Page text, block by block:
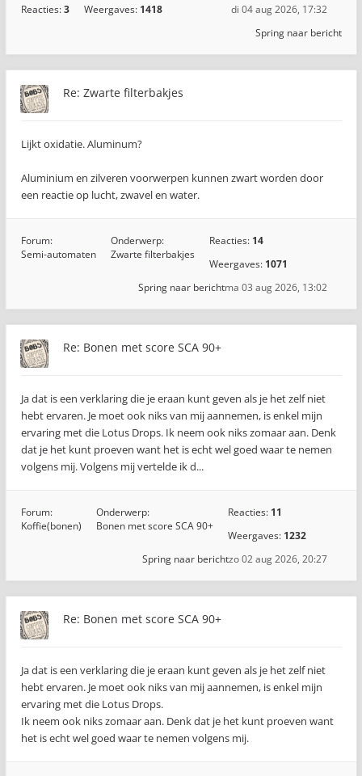
Reacties:3 Weergaves: 1418
di 04 aug 2026, 17:32
Spring naar bericht
Re: Zwarte filterbakjes
Lijkt oxidatie. Aluminum?
Aluminium en zilveren voorwerpen kunnen zwart worden door
een reactie op lucht, zwavel en water.
Forum:
Semi-automaten
Onderwerp:
Zwarte filterbakjes
Reacties: 14
Weergaves: 1071
ma 03 aug 2026, 13:02
Spring naar bericht
Re: Bonen met score SCA 90+
Ja dat is een verklaring die je eraan kunt geven als je het zelf niet
hebt ervaren. Je moet ook niks van mij aannemen, is enkel mijn
ervaring met die Lotus Drops. Ik neem ook niks zomaar aan. Denk
dat je het kunt proeven want het is echt wel goed waar te nemen
volgens mij. Volgens mij vertelde ik d...
Forum:
Koffie(bonen)
Onderwerp:
Bonen met score SCA 90+
Reacties: 11
Weergaves: 1232
zo 02 aug 2026, 20:27
Spring naar bericht
Re: Bonen met score SCA 90+
Ja dat is een verklaring die je eraan kunt geven als je het zelf niet
hebt ervaren. Je moet ook niks van mij aannemen, is enkel mijn
ervaring met die Lotus Drops.
Ik neem ook niks zomaar aan. Denk dat je het kunt proeven want
het is echt wel goed waar te nemen volgens mij.